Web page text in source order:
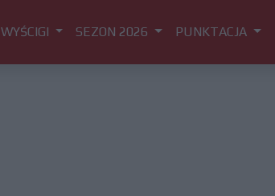
WYŚCIGI SEZON 2026 PUNKTACJA